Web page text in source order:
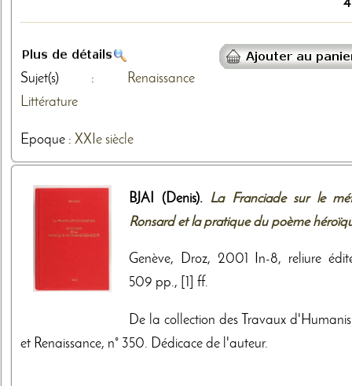
Sujet(s) :
Renaissance
Littérature
Epoque : XXIe siècle
BJAI (Denis). La Franciade sur le
Ronsard et la pratique du poème
Genève, Droz, 2001 In-8, reliure
509 pp., [1] ff.
De la collection des Travaux
et Renaissance, n° 350. Dédicace de l'auteur.